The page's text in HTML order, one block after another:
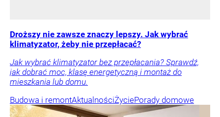
Droższy nie zawsze znaczy lepszy. Jak wybrać
klimatyzator, żeby nie przepłacać?
Jak wybrać klimatyzator bez przepłacania? Sprawdź,
jak dobrać moc, klasę energetyczną i montaż do
mieszkania lub domu.
Budowa i remontAktualnościŻyciePorady domowe